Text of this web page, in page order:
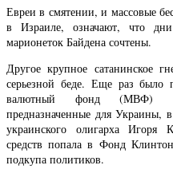
Евреи в смятении, и массовые
в Израиле, означают, что
марионеток Байдена сочтены.
Другое крупное сатанинское
серьезной беде. Еще раз было
валютный фонд (МВФ)
предназначенные для Украины,
украинского олигарха Игоря
средств попала в Фонд
подкупа политиков.